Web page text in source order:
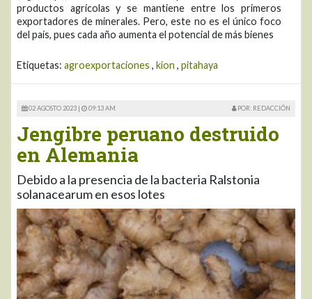
productos agrícolas y se mantiene entre los primeros
exportadores de minerales. Pero, este no es el único foco
del país, pues cada año aumenta el potencial de más bienes
Etiquetas: agroexportaciones , kion , pitahaya
02 AGOSTO 2023 | 09:13 AM POR: REDACCIÓN
Jengibre peruano destruido
en Alemania
Debido a la presencia de la bacteria Ralstonia
solanacearum en esos lotes